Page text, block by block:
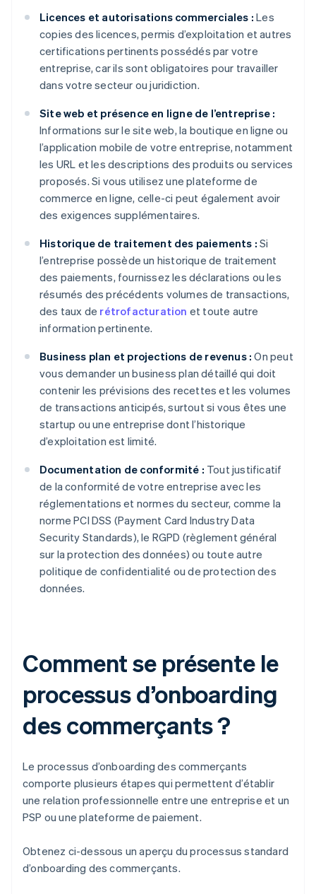
Licences et autorisations commerciales : Les
copies des licences, permis d’exploitation et autres
certifications pertinents possédés par votre
entreprise, car ils sont obligatoires pour travailler
dans votre secteur ou juridiction.
Site web et présence en ligne de l’entreprise :
Informations sur le site web, la boutique en ligne ou
l’application mobile de votre entreprise, notamment
les URL et les descriptions des produits ou services
proposés. Si vous utilisez une plateforme de
commerce en ligne, celle-ci peut également avoir
des exigences supplémentaires.
Historique de traitement des paiements : Si
l’entreprise possède un historique de traitement
des paiements, fournissez les déclarations ou les
résumés des précédents volumes de transactions,
des taux de rétrofacturation et toute autre
information pertinente.
Business plan et projections de revenus : On peut
vous demander un business plan détaillé qui doit
contenir les prévisions des recettes et les volumes
de transactions anticipés, surtout si vous êtes une
startup ou une entreprise dont l’historique
d’exploitation est limité.
Documentation de conformité : Tout justificatif
de la conformité de votre entreprise avec les
réglementations et normes du secteur, comme la
norme PCI DSS (Payment Card Industry Data
Security Standards), le RGPD (règlement général
sur la protection des données) ou toute autre
politique de confidentialité ou de protection des
données.
Comment se présente le
processus d’onboarding
des commerçants ?
Le processus d’onboarding des commerçants
comporte plusieurs étapes qui permettent d’établir
une relation professionnelle entre une entreprise et un
PSP ou une plateforme de paiement.
Obtenez ci-dessous un aperçu du processus standard
d’onboarding des commerçants.